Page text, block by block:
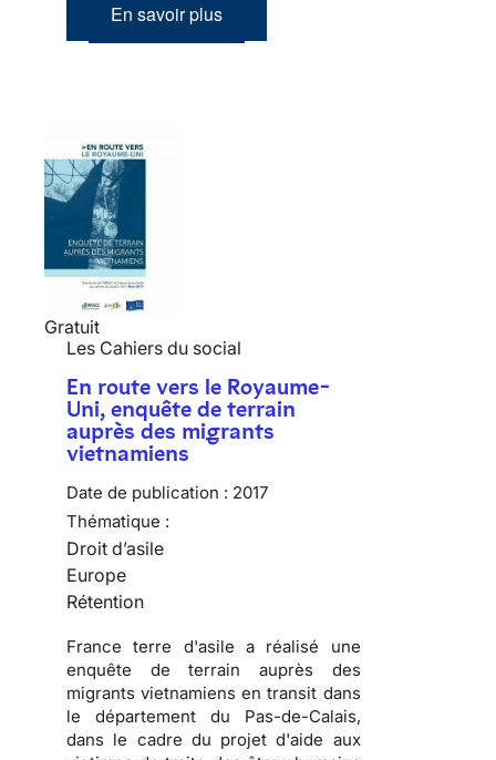
En savoir plus
Gratuit
Les Cahiers du social
En route vers le Royaume-
Uni, enquête de terrain
auprès des migrants
vietnamiens
Date de publication : 2017
Thématique :
Droit d’asile
Europe
Rétention
France terre d'asile a réalisé une
enquête de terrain auprès des
migrants vietnamiens en transit dans
le département du Pas-de-Calais,
dans le cadre du projet d'aide aux